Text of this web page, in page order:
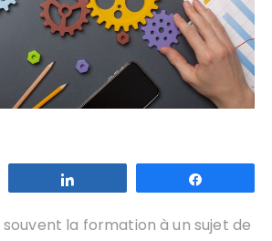
la formation à un sujet de